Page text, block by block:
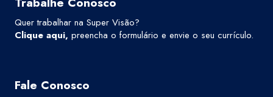
Quer trabalhar na Super Visão?
Clique aqui, preencha o formulário e envie o seu currículo.
Fale Conosco